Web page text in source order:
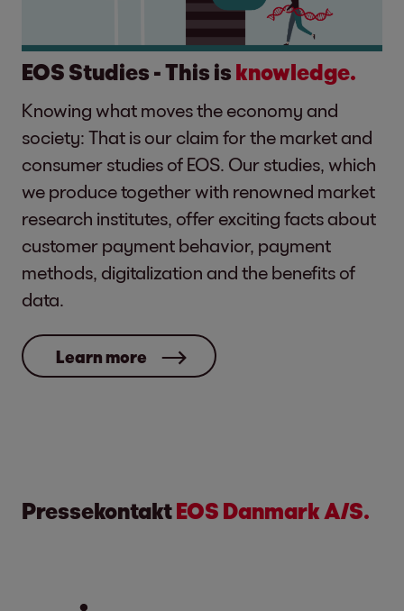
EOS Studies - This is knowledge.
Knowing what moves the economy and
society: That is our claim for the market and
consumer studies of EOS. Our studies, which
we produce together with renowned market
research institutes, offer exciting facts about
customer payment behavior, payment
methods, digitalization and the benefits of
data.
Learn more
PressekontaktEOS Danmark A/S.